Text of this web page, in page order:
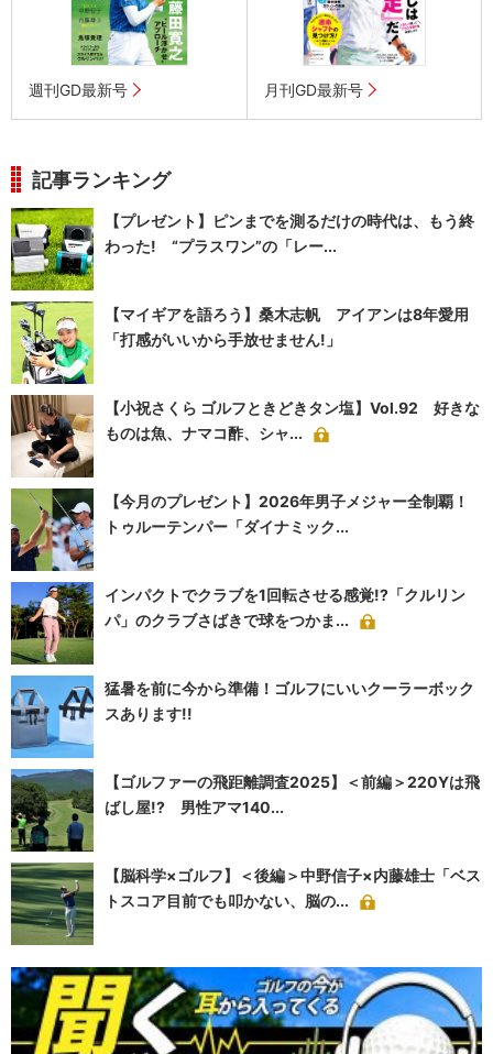
週刊GD最新号 月刊GD最新号
記事ランキング
【プレゼント】ピンまでを測るだけの時代は、もう終
わった! “プラスワン”の「レー...
【マイギアを語ろう】桑木志帆 アイアンは8年愛用
「打感がいいから手放せません!」
【小祝さくら ゴルフときどきタン塩】Vol.92 好きな
ものは魚、ナマコ酢、シャ...
【今月のプレゼント】2026年男子メジャー全制覇！
トゥルーテンパー「ダイナミック...
インパクトでクラブを1回転させる感覚!?「クルリン
パ」のクラブさばきで球をつかま...
猛暑を前に今から準備！ゴルフにいいクーラーボック
スあります!!
【ゴルファーの飛距離調査2025】＜前編＞220Yは飛
ばし屋!? 男性アマ140...
【脳科学×ゴルフ】＜後編＞中野信子×内藤雄士「ベス
トスコア目前でも叩かない、脳の...